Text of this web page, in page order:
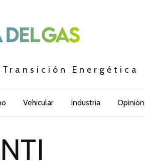
Energética
Vehicular Industria Opinión